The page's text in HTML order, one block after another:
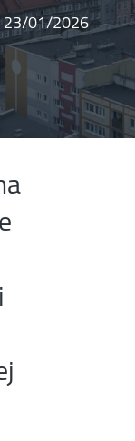
23/01/2026